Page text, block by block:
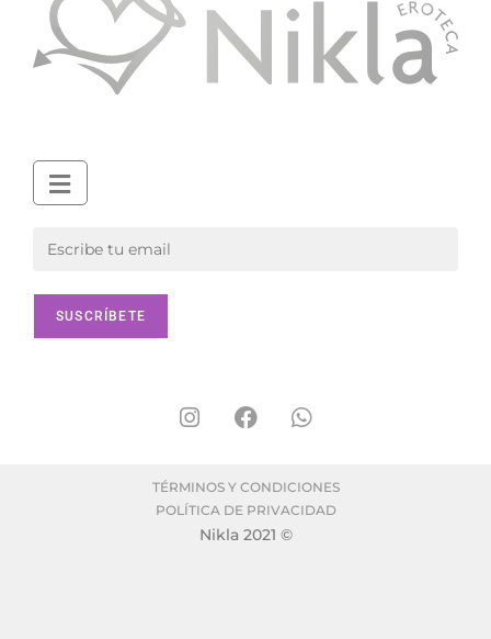
TÉRMINOS Y CONDICIONES
POLÍTICA DE PRIVACIDAD
Nikla 2021 ©